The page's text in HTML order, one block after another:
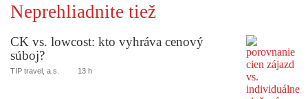
Neprehliadnite tiež
CK vs. lowcost: kto vyhráva cenový
súboj?
TIP travel, a.s. 13 h